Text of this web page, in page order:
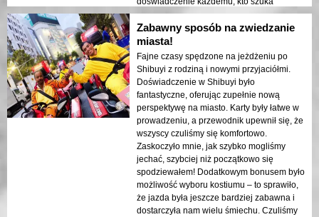
ekscytującego sposobu na zwiedzanie
miasta. Zabawa, bezpieczeństwo i
doskonały sposób na zobaczenie jednego
z najsłynniejszych miejsc w Tokio!
Zabawny sposób na zwiedzanie
miasta!
Fajne czasy spędzone na jeżdżeniu po
Shibuyi z rodziną i nowymi przyjaciółmi.
Doświadczenie w Shibuyi było
fantastyczne, oferując zupełnie nową
perspektywę na miasto. Karty były łatwe w
prowadzeniu, a przewodnik upewnił się, że
wszyscy czuliśmy się komfortowo.
Zaskoczyło mnie, jak szybko mogliśmy
jechać, szybciej niż początkowo się
spodziewałem! Dodatkowym bonusem było
możliwość wyboru kostiumu – to sprawiło,
że jazda była jeszcze bardziej zabawna i
dostarczyła nam wielu śmiechu. Czuliśmy